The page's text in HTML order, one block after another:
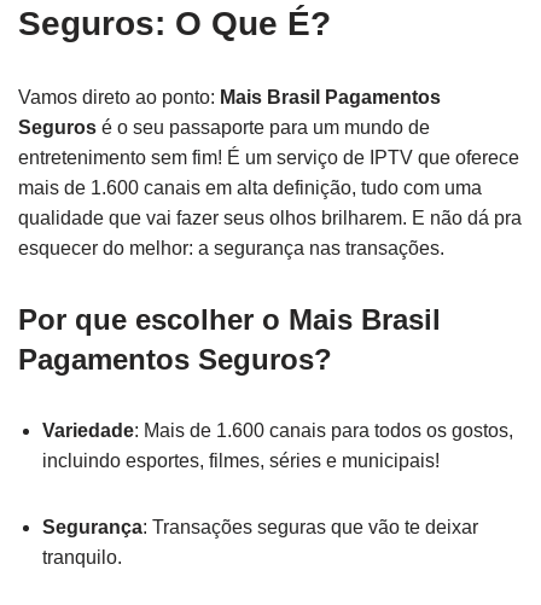
Seguros: O Que É?
Vamos direto ao ponto: Mais Brasil Pagamentos
Seguros é o seu passaporte para um mundo de
entretenimento sem fim! É um serviço de IPTV que oferece
mais de 1.600 canais em alta definição, tudo com uma
qualidade que vai fazer seus olhos brilharem. E não dá pra
esquecer do melhor: a segurança nas transações.
Por que escolher o Mais Brasil
Pagamentos Seguros?
Variedade: Mais de 1.600 canais para todos os gostos,
incluindo esportes, filmes, séries e municipais!
Segurança: Transações seguras que vão te deixar
tranquilo.